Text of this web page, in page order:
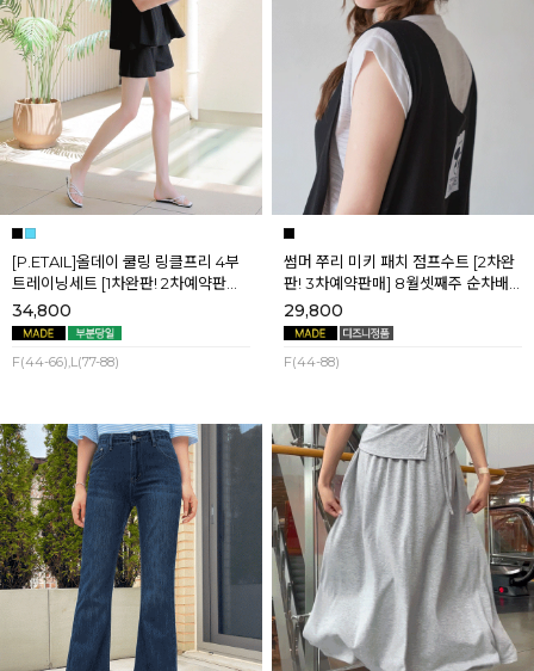
[P.ETAIL]올데이 쿨링 링클프리 4부
트레이닝세트 [1차완판! 2차예약판매]
[블랙L] 8월셋째주 순차배송
34,800
F(44-66),L(77-88)
썸머 쭈리 미키 패치 점프수트 [2차완
판! 3차예약판매] 8월셋째주 순차배
송
29,800
F(44-88)